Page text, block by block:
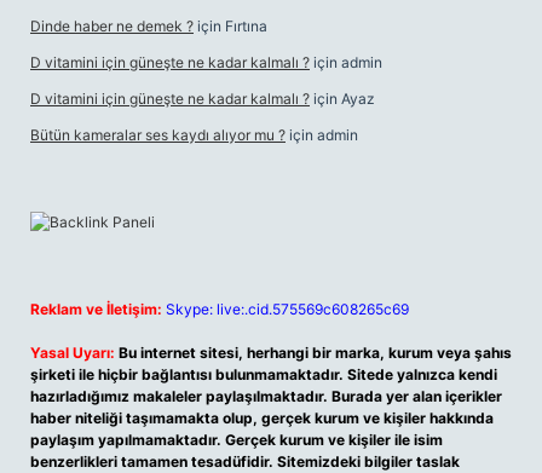
Dinde haber ne demek ? için Fırtına
D vitamini için güneşte ne kadar kalmalı ? için admin
D vitamini için güneşte ne kadar kalmalı ? için Ayaz
Bütün kameralar ses kaydı alıyor mu ? için admin
Reklam ve İletişim: Skype: live:.cid.575569c608265c69
Yasal Uyarı: Bu internet sitesi, herhangi bir marka, kurum veya şahıs
şirketi ile hiçbir bağlantısı bulunmamaktadır. Sitede yalnızca kendi
hazırladığımız makaleler paylaşılmaktadır. Burada yer alan içerikler
haber niteliği taşımamakta olup, gerçek kurum ve kişiler hakkında
paylaşım yapılmamaktadır. Gerçek kurum ve kişiler ile isim
benzerlikleri tamamen tesadüfidir. Sitemizdeki bilgiler taslak